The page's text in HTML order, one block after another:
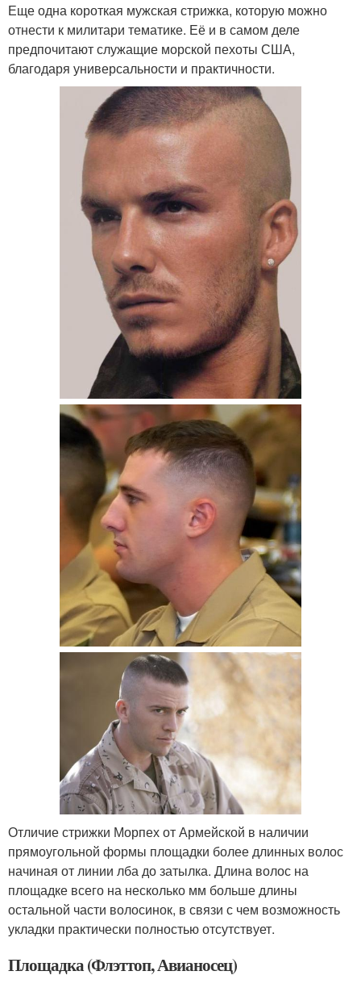
Еще одна короткая мужская стрижка, которую можно
отнести к милитари тематике. Её и в самом деле
предпочитают служащие морской пехоты США,
благодаря универсальности и практичности.
Отличие стрижки Морпех от Армейской в наличии
прямоугольной формы площадки более длинных волос
начиная от линии лба до затылка. Длина волос на
площадке всего на несколько мм больше длины
остальной части волосинок, в связи с чем возможность
укладки практически полностью отсутствует.
Площадка (Флэттоп, Авианосец)